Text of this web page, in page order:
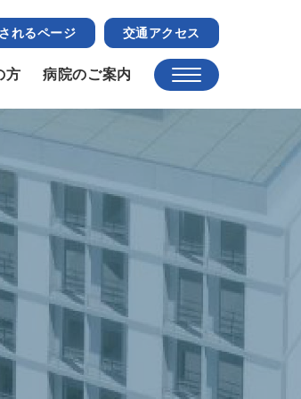
れるページ 交通アクセス
方 病院のご案内